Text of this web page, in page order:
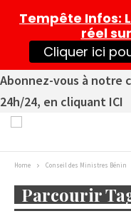
Abonnez-vous à notre
24h/24, en cliquant ICI
Home Conseil des Ministres Bénin
Parcourir
Tempête Infos:
réel
Cliquer ici